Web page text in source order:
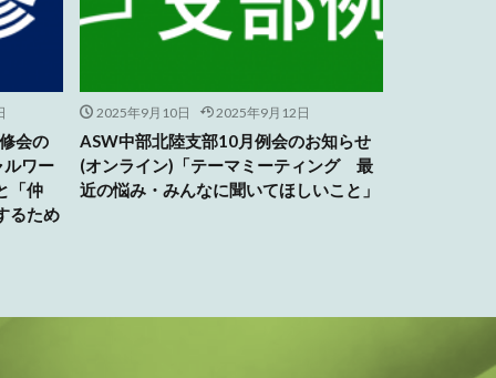
会の
ワー
「仲
るため
2025年9月10日 2025年9月12日
ASW中部北陸支部10月例会のお知らせ
(オンライン)「テーマミーティング 最
近の悩み・みんなに聞いてほしいこと」